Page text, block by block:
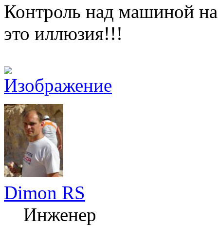
Контроль над машиной
это иллюзия!!!
Dimon RS
Инженер